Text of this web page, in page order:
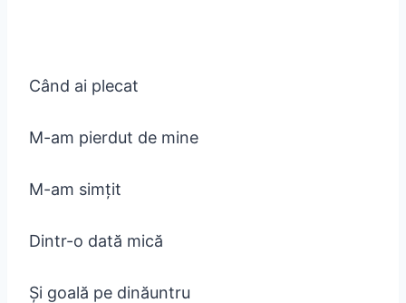
Când ai plecat
M-am pierdut de mine
M-am simțit
Dintr-o dată mică
Și goală pe dinăuntru